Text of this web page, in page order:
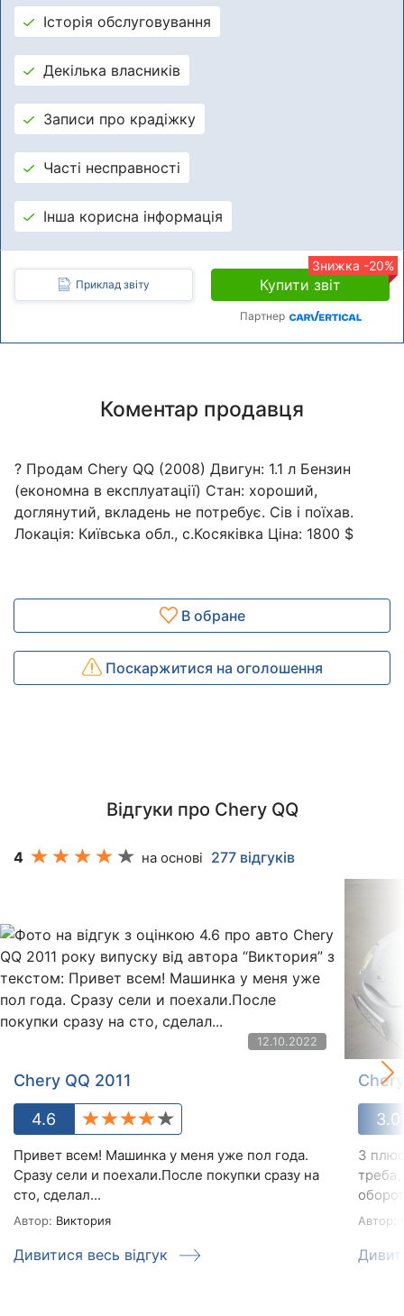
Історія обслуговування
Декілька власників
Записи про крадіжку
Часті несправності
Інша корисна інформація
Приклад звіту
Знижка -20%
Купити звіт
Партнер
Коментар продавця
? Продам Chery QQ (2008) Двигун: 1.1 л Бензин
(економна в експлуатації) Стан: хороший,
доглянутий, вкладень не потребує. Сів і поїхав.
Локація: Київська обл., с.Косяківка Ціна: 1800 $
В обране
Поскаржитися на оголошення
Відгуки про Chery QQ
4 на основі 277 відгуків
12.10.2022
Chery QQ 2011
4.6
Привет всем! Машинка у меня уже пол года.
Сразу сели и поехали.После покупки сразу на
сто, сделал...
Автор: Виктория
Дивитися весь відгук
3.0
З
треба,
Автор: